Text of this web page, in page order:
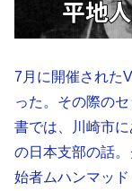
7月に開催された
った。その際の
書では、川崎市
の日本支部の話
始者ムハンマッ